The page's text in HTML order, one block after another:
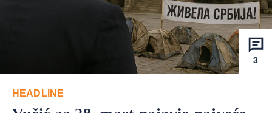
3
HEADLINE